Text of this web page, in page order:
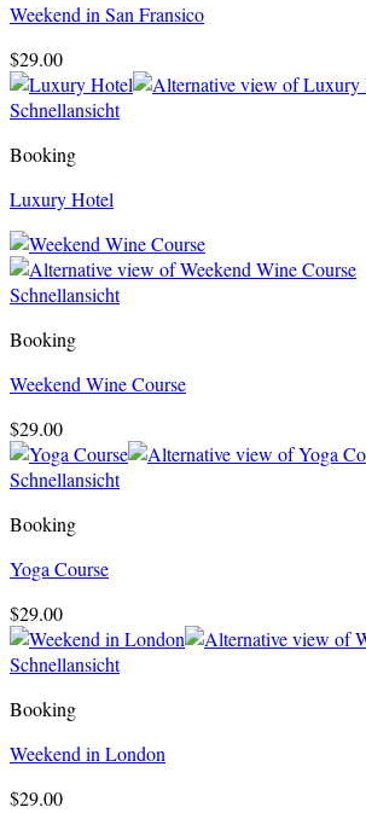
Weekend in San Fransico
$29.00
Schnellansicht
Booking
Luxury Hotel
Schnellansicht
Booking
Weekend Wine Course
$29.00
Schnellansicht
Booking
Yoga Course
$29.00
Schnellansicht
Booking
Weekend in London
$29.00